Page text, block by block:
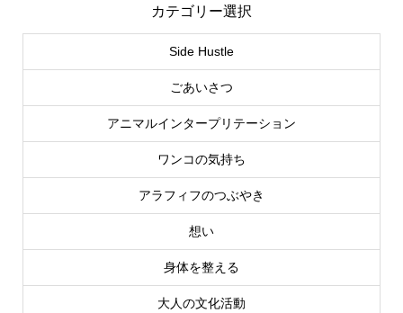
カテゴリー選択
Side Hustle
ごあいさつ
アニマルインタープリテーション
ワンコの気持ち
アラフィフのつぶやき
想い
身体を整える
大人の文化活動